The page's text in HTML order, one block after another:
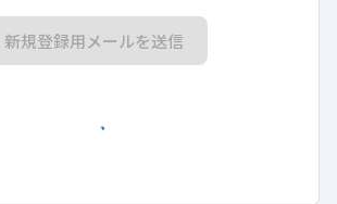
新規登録用メールを送信